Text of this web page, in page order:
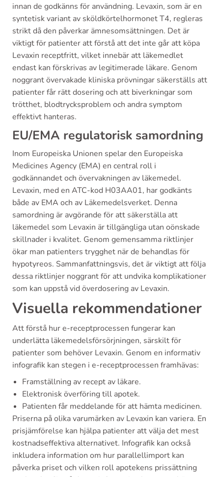
innan de godkänns för användning. Levaxin, som är en
syntetisk variant av sköldkörtelhormonet T4, regleras
strikt då den påverkar ämnesomsättningen. Det är
viktigt för patienter att förstå att det inte går att köpa
Levaxin receptfritt, vilket innebär att läkemedlet
endast kan förskrivas av legitimerade läkare. Genom
noggrant övervakade kliniska prövningar säkerställs att
patienter får rätt dosering och att biverkningar som
trötthet, blodtrycksproblem och andra symptom
effektivt hanteras.
EU/EMA regulatorisk samordning
Inom Europeiska Unionen spelar den Europeiska
Medicines Agency (EMA) en central roll i
godkännandet och övervakningen av läkemedel.
Levaxin, med en ATC-kod H03AA01, har godkänts
både av EMA och av Läkemedelsverket. Denna
samordning är avgörande för att säkerställa att
läkemedel som Levaxin är tillgängliga utan oönskade
skillnader i kvalitet. Genom gemensamma riktlinjer
ökar man patienters trygghet när de behandlas för
hypotyreos. Sammanfattningsvis, det är viktigt att följa
dessa riktlinjer noggrant för att undvika komplikationer
som kan uppstå vid överdosering av Levaxin.
Visuella rekommendationer
Att förstå hur e-receptprocessen fungerar kan
underlätta läkemedelsförsörjningen, särskilt för
patienter som behöver Levaxin. Genom en informativ
infografik kan stegen i e-receptprocessen framhävas:
Framställning av recept av läkare.
Elektronisk överföring till apotek.
Patienten får meddelande för att hämta medicinen.
Priserna på olika varumärken av Levaxin kan variera. En
prisjämförelse kan hjälpa patienter att välja det mest
kostnadseffektiva alternativet. Infografik kan också
inkludera information om hur parallellimport kan
påverka priset och vilken roll apotekens prissättning